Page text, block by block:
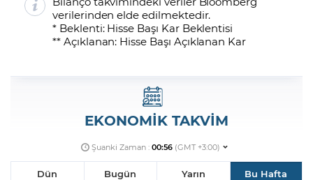
verilerinden elde edilmektedir.
* Beklenti: Hisse Başı Kar Beklentisi
** Açıklanan: Hisse Başı Açıklanan Kar
EKONOMİK TAKVİM